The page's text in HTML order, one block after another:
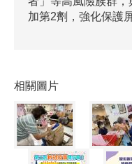
加第2劑，強化保護
相關圖片